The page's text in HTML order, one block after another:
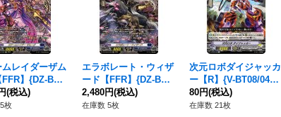
レイダーザム
】{DZ-BT0
《ダークス
》
(税込)
枚
エラボレート・ウィザ
ード【FFR】{DZ-BT0
8/FFR06}《ダークス
テイツ》
2,480円(税込)
在庫数 5枚
次元ロボダイジャッカ
ー【R】{V-BT08/040}
《ディメンジョンポリ
ス》
80円(税込)
在庫数 21枚